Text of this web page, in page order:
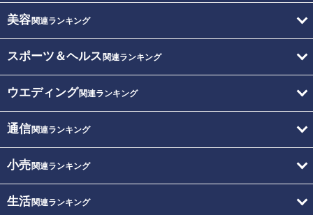
美容関連ランキング
スポーツ＆ヘルス 関連ランキング
ウエディング関連ランキング
通信関連ランキング
小売関連ランキング
生活関連ランキング